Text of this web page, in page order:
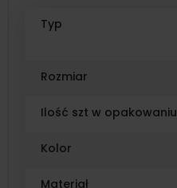
Typ
Rozmiar
Ilość szt w opakowaniu
Kolor
Materiał